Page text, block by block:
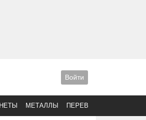
Войти
МЕТАЛЛЫ ПЕРЕВОДЫ